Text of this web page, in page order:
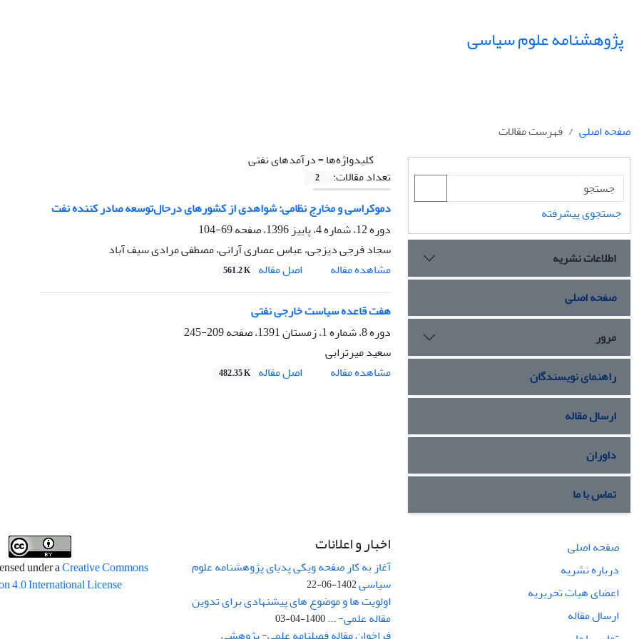
پژوهشنامه علوم سیاسی
صفحه اصلی
فهرست مقالات
کلیدواژه‌ها =درآمدهای نفتی
تعداد مقالات:
2
دموکراسی و مخارج نظامی: شواهدی از کشورهای درحال‌توسعه صادر کننده نفت
دوره 12، شماره 4، پاییز 1396، صفحه
69-104
سجاد فرجی دیزجی، عباس عصاری آرانی، مصطفی مرادی سیف آباد
مشاهده مقاله
اصل مقاله 561.2 K
هفت قاعده سیاست خارجی نفتی
دوره 8، شماره 1، زمستان 1391، صفحه
209-245
سعید میرترابی
مشاهده مقاله
اصل مقاله 482.35 K
جستجوی پیشرفته
اطلاعات نشریه
صفحه اصلی
مرور
راهنمای نویسندگان
ارسال مقاله
داوران
تماس با ما
صفحه اصلی
درباره نشریه
اعضای هیات تحریریه
ارسال مقاله
اخبار و اعلانات
آغاز به کار صفحه ویکی پدیای پژوهشنامه علوم
سیاسی1402-06-22
اولویت ها و موضوع های پیشنهادی برای تدوین
مقاله علمی- ...1400-04-03
under aCreative Commons
4.0 International License